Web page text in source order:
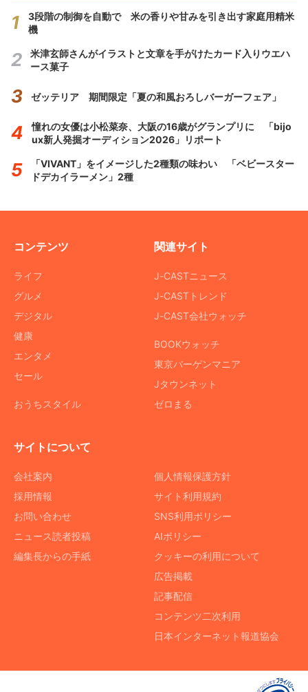
3段階の制御を自動で 米の香りや甘みを引き出す家庭用精米
機
米津玄師さんがイラストと文章を手がけたカード入りウエハ
ース菓子
ゼッテリア 期間限定「夏の和風おろしバーガーフェア」
憧れの女優は小松菜奈、大阪の16歳がグランプリに 「bijo
ux新人発掘オーディション2026」リポート
「VIVANT」をイメージした2種類の味わい 「ベビースター
ドデカイラーメン」2種
コンテンツ
ライフ
グルメ
デジタル
健康
エンタメ
セール
おうちスタイル
関連サイト
J-CASTニュース
J-CASTトレンド
J-CAST会社ウォッチ
BOOKウォッチ
東京バーゲンマニア
Jタウンネット
ゼロまる
サイトについて
会社案内
採用情報
お問い合わせ
ニュース読者投稿
編集長からの手紙
個人情報保護方針
サイト利用規約
SNS利用ポリシー
AIポリシー
クッキーの利用について
広告掲載
記事配信
コンテンツ二次利用
日本インターネット報道協会